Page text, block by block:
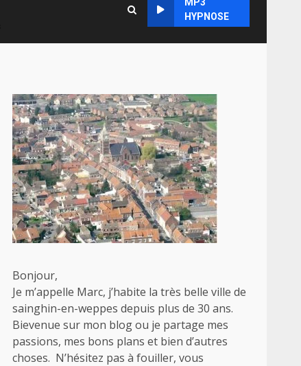
HYPNOSE
Bonjour,
Je m’appelle Marc, j’habite la très belle ville de
sainghin-en-weppes depuis plus de 30 ans.
Bievenue sur mon blog ou je partage mes
passions, mes bons plans et bien d’autres
choses. N’hésitez pas à fouiller, vous